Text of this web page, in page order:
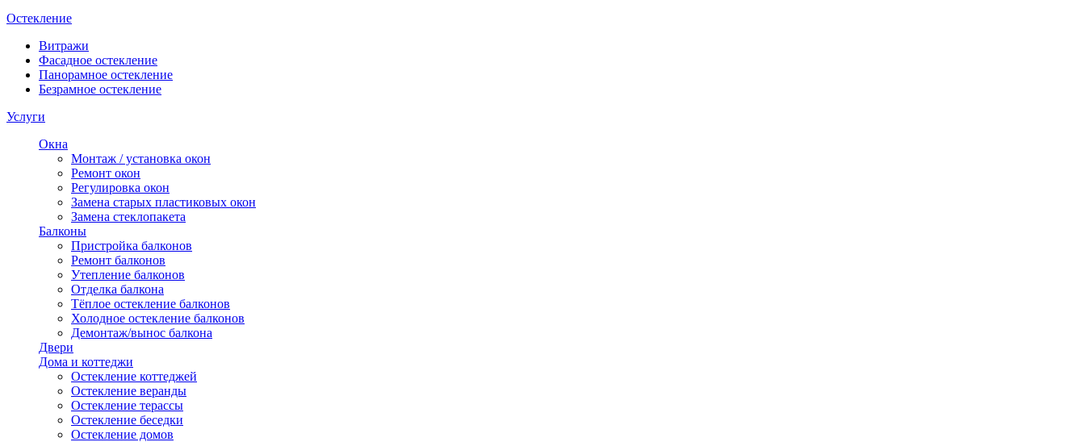
Остекление
Витражи
Фасадное остекление
Панорамное остекление
Безрамное остекление
Услуги
Окна
Монтаж / установка окон
Ремонт окон
Регулировка окон
Замена старых пластиковых окон
Замена стеклопакета
Балконы
Пристройка балконов
Ремонт балконов
Утепление балконов
Отделка балкона
Тёплое остекление балконов
Холодное остекление балконов
Демонтаж/вынос балкона
Двери
Дома и коттеджи
Остекление коттеджей
Остекление веранды
Остекление терассы
Остекление беседки
Остекление домов